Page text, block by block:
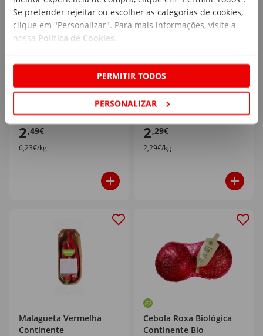
Se pretender rejeitar ou escolher as categorias de cookies,
clique em "Personalizar". Para mais informações, visite a
nossa Política de Cookies
PERMITIR TODOS
PERSONALIZAR
Continente Bio
2,49€
6,23€/kg
emb. 1 kg
2,29€
2,29€/kg
Malagueta Vermelha
Continente
Cebola Roxa Biológica
Continente Bio